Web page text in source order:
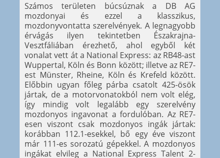
Számos területen búcsúznak a DB AG
mozdonyai és ezzel a klasszikus,
mozdonyvontatta szerelvények. A legnagyobb
érvágás ilyen tekintetben Északrajna-
Vesztfáliában érezhető, ahol egyből két
vonalat vett át a National Express: az RB48-ast
Wuppertal, Köln és Bonn között; illetve az RE7-
est Münster, Rheine, Köln és Krefeld között.
Előbbin ugyan főleg párba csatolt 425-ösök
jártak, de a motorvonatokból nem volt elég,
így mindig volt legalább egy szerelvény
mozdonyos ingavonat a fordulóban. Az RE7-
esen viszont csak mozdonyos ingák jártak:
korábban 112.1-esekkel, bő egy éve viszont
már 111-es sorozatú gépekkel. A mozdonyos
ingákat elvileg a National Express Talent 2-